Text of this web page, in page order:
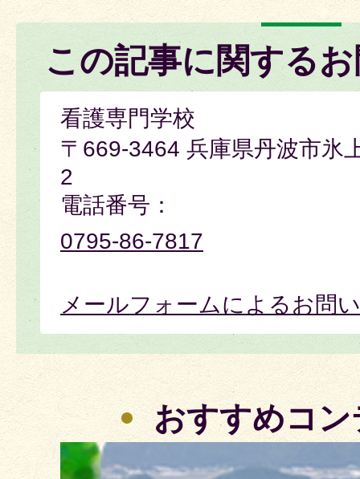
この記事に関する
看護専門学校
〒669-3464 兵庫県丹波市氷
2
電話番号：
0795-86-7817
メールフォームによるお問
おすすめコ
2